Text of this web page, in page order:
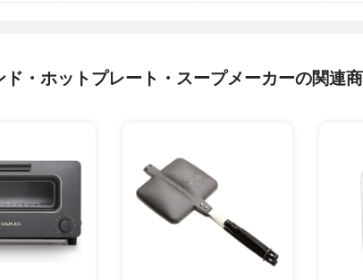
ド・ホットプレート・スープメーカーの関連